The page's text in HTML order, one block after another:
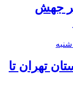
جهش
تهران تا